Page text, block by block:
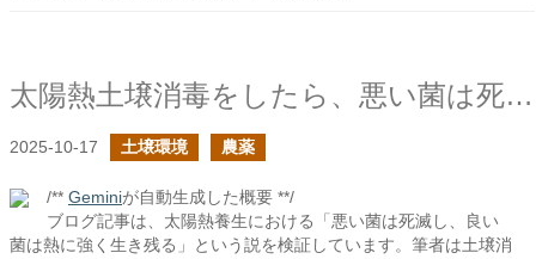
太陽熱土壌消毒をしたら、悪い菌は死滅し、良い菌は生き残るのか？
2025-10-17 土壌環境 農薬
/** Geminiが自動生成した概要 **/
ブログ記事は、太陽熱養生における「悪い菌は死滅し、良い
菌は熱に強く生き残る」という説を検証しています。筆者は土壌消